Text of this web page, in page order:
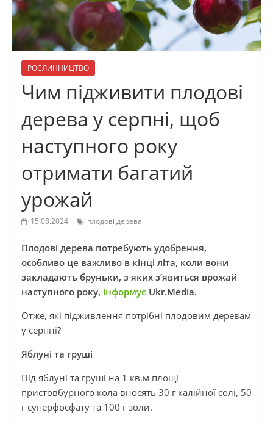
РОСЛИННИЦТВО
Чим підживити плодові
дерева у серпні, щоб
наступного року
отримати багатий
урожай
15.08.2024 плодові дерева
Плодові дерева потребують удобрення,
особливо це важливо в кінці літа, коли вони
закладають бруньки, з яких з’явиться врожай
наступного року, інформує Ukr.Media.
Отже, які підживлення потрібні плодовим деревам
у серпні?
Яблуні та груші
Під яблуні та груші на 1 кв.м площі
пристовбурного кола вносять 30 г калійної солі, 50
г суперфосфату та 100 г золи.